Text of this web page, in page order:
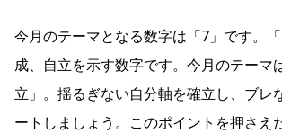
今月のテーマとなる数字は「7」です。
成、自立を示す数字です。今月のテーマ
立」。揺るぎない自分軸を確立し、ブレ
ートしましょう。このポイントを押さえ